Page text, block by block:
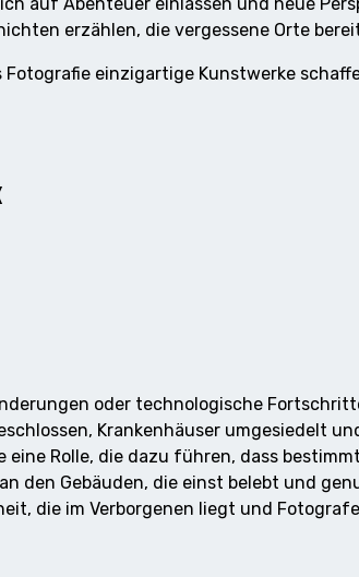
erzählen, die vergessene Orte
einzigartige Kunstwerke
oder technologische
Krankenhäuser umgesiedelt
Rolle, die dazu führen, dass
den Gebäuden, die einst belebt und
die im Verborgenen liegt und